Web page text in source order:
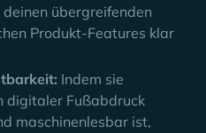
übergreifenden
Produkt-Features klar
Indem sie
digitaler Fußabdruck
maschinenlesbar ist,